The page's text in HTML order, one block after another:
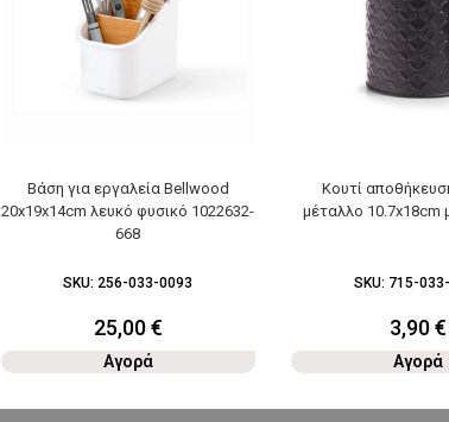
Βάση για εργαλεία Bellwood
20x19x14cm λευκό φυσικό 1022632-
668
SKU: 256-033-0093
25,00€
Αγορά
Κουτί
μέταλλο 10.7x18cm
SKU: 715-
3,90€
Αγορά